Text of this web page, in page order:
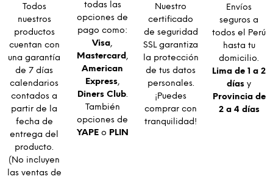
Todos
nuestros
productos
cuentan con
una garantía
de 7 días
calendarios
contados a
partir de la
fecha de
entrega del
producto.
(No incluyen
las ventas de
todas las
opciones de
pago como:
Visa,
Mastercard,
American
Express,
Diners Club.
También
opciones de
YAPEo PLIN
Nuestro
certificado
de seguridad
SSL garantiza
la protección
de tus datos
personales.
¡Puedes
comprar con
tranquilidad!
Envíos
seguros a
todos el Perú
hasta tu
domicilio.
Lima de 1 a 2
días y
Provincia de
2 a 4 días